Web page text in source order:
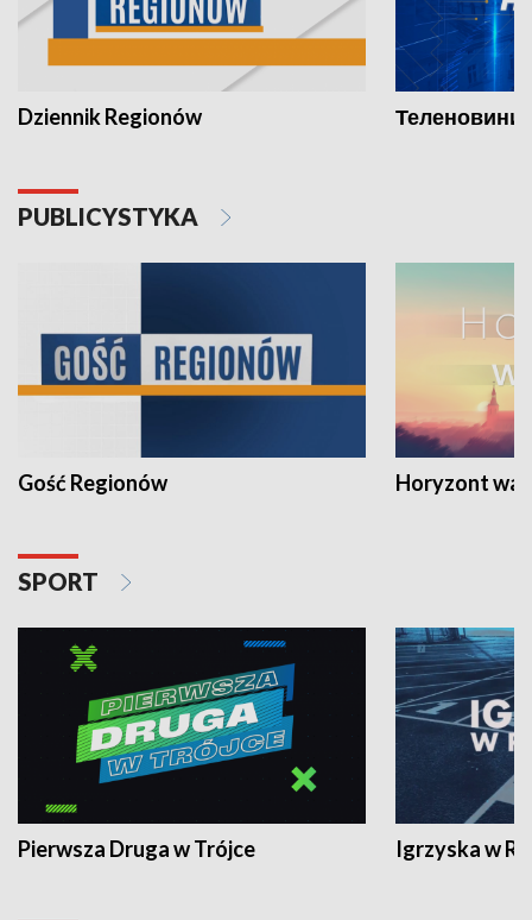
Dziennik Regionów Теленовини
PUBLICYSTYKA
Gość Regionów Horyzont
SPORT
Pierwsza Druga w Trójce Igrzyska w